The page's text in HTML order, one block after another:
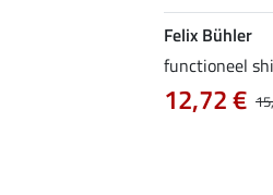
Felix Bühler
functioneel
12,72 €